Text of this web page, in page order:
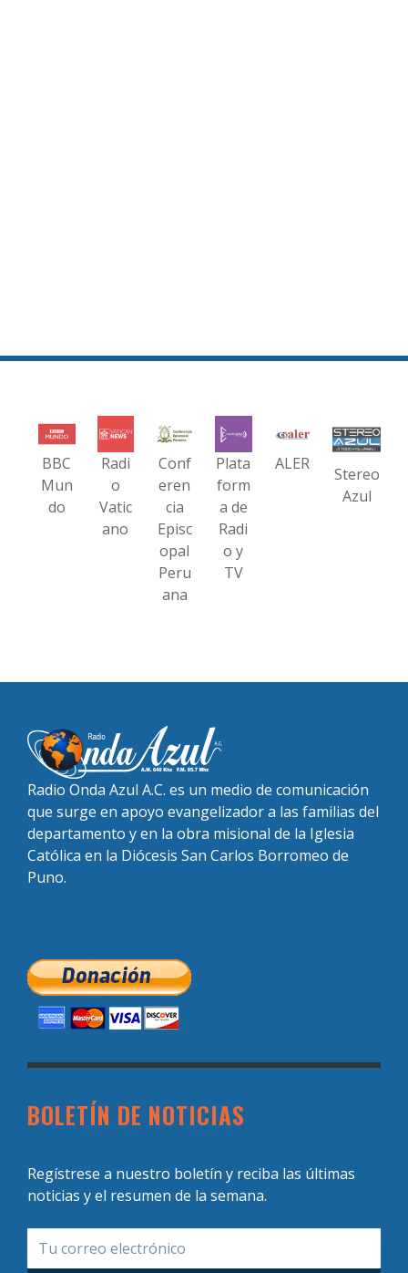
BBC
Mun
do
Radi
o
Vatic
ano
Conf
eren
cia
Episc
opal
Peru
ana
Plata
form
a de
Radi
o y
TV
ALER
Stereo
Azul
Radio Onda Azul A.C. es un medio de comunicación
que surge en apoyo evangelizador a las familias del
departamento y en la obra misional de la Iglesia
Católica en la Diócesis San Carlos Borromeo de
Puno.
BOLETÍN DE NOTICIAS
Regístrese a nuestro boletín y reciba las últimas
noticias y el resumen de la semana.